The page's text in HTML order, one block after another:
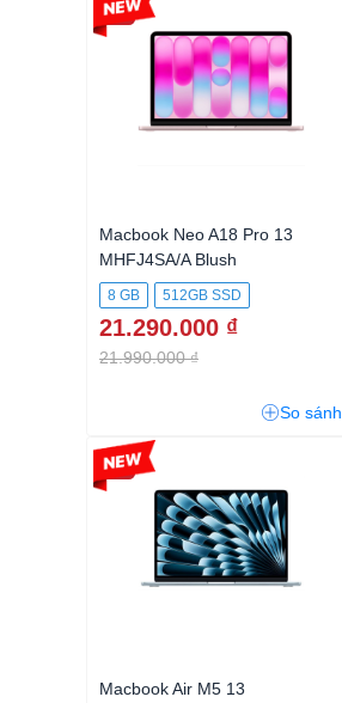
Macbook Neo A18 Pro 13
MHFJ4SA/A Blush
8 GB 512GB SSD
21.290.000 ₫
21.990.000 ₫
-3%
So sánh
Macbook Air M5 13
-5%